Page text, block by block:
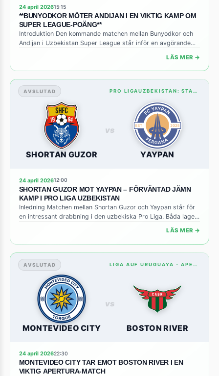
24 april 202615:15
**BUNYODKOR MÖTER ANDIJAN I EN VIKTIG KAMP OM
SUPER LEAGUE-POÄNG**
Introduktion Den kommande matchen mellan Bunyodkor och
Andijan i Uzbekistan Super League står inför en avgörande
fas i säsongen. Båda lagen befinner sig i mitten av tabellen
där varje poäng kan förskjuta kampen om en plats i den övre
halvan eller undvika ett kämpigt slutspel. Med tanke på den
täta kalendern och de kommande mötena […]
LÄS MER →
AVSLUTAD PRO LIGAUZBEKISTAN: STANDINGS
SHORTAN GUZOR
vs
YAYPAN
24 april 202612:00
SHORTAN GUZOR MOT YAYPAN – FÖRVÄNTAD JÄMN
KAMP I PRO LIGA UZBEKISTAN
Inledning Matchen mellan Shortan Guzor och Yaypan står för
en intressant drabbning i den uzbekiska Pro Liga. Båda lagen
kommer till mötet med olika mål för säsongen, men poängen
hemmaplan, söker att utnyttja sin bekanta omgivning för att
säkra viktiga poäng i tabellen. Yaypan […]
LÄS MER →
AVSLUTAD LIGA AUF URUGUAYA - APERTURAURUGUAY: STANDINGS
MONTEVIDEO CITY
vs
BOSTON RIVER
24 april 202622:30
MONTEVIDEO CITY TAR EMOT BOSTON RIVER I EN
VIKTIG APERTURA-MATCH